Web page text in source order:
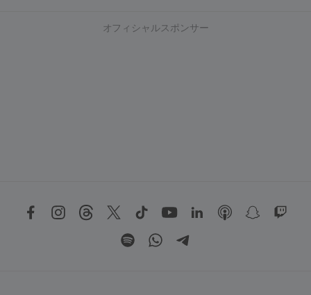
オフィシャルスポンサー